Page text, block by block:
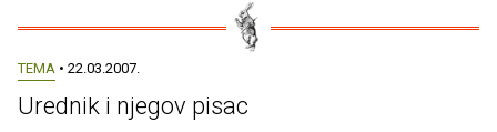
TEMA • 22.03.2007.
Urednik i njegov pisac